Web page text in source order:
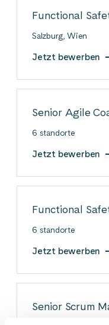
Functional
Salzburg, Wien
Jetzt bewerben
Senior Agile
6 standorte
Jetzt bewerben
Functional
6 standorte
Jetzt bewerben
Senior Scrum